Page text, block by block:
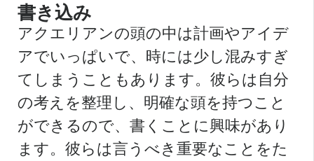
書き込み
アクエリアンの頭の中は計画やアイデ
アでいっぱいで、時には少し混みすぎ
てしまうこともあります。彼らは自分
の考えを整理し、明確な頭を持つこと
ができるので、書くことに興味があり
ます。彼らは言うべき重要なことをた